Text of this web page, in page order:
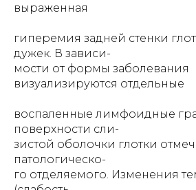
выраженная
гиперемия задней стенки
дужек. В зависи-
мости от формы заболевания
визуализируются отдельные
воспаленные лимфоидные
поверхности сли-
зистой оболочки глотки
патологическо-
го отделяемого. Изменения